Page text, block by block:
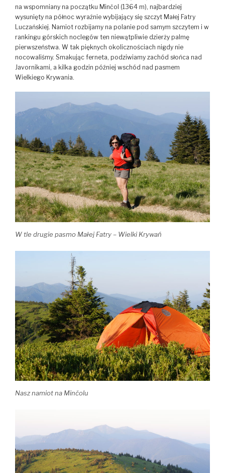
na wspomniany na początku Minčol (1364 m), najbardziej
wysunięty na północ wyraźnie wybijający się szczyt Małej Fatry
Luczańskiej. Namiot rozbijamy na polanie pod samym szczytem i w
rankingu górskich noclegów ten niewątpliwie dzierży palmę
pierwszeństwa. W tak pięknych okolicznościach nigdy nie
nocowaliśmy. Smakując ferneta, podziwiamy zachód słońca nad
Javornikami, a kilka godzin później wschód nad pasmem
Wielkiego Krywania.
W tle drugie pasmo Małej Fatry – Wielki Krywań
Nasz namiot na Minčolu